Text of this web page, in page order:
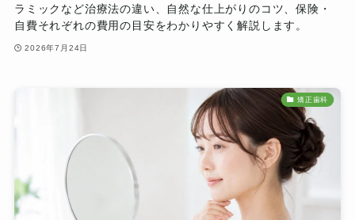
ラミックなど治療法の違い、自然な仕上がりのコツ、保険・
自費それぞれの費用の目安をわかりやすく解説します。
2026年7月24日
矯正歯科